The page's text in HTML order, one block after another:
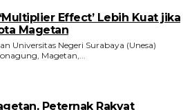
Effect’ Lebih Kuat jika
Magetan
Universitas Negeri Surabaya (Unesa)
Magetan,...
Peternak Rakyat